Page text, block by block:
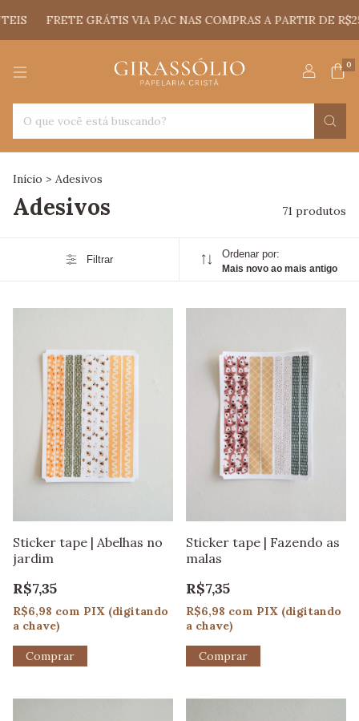
VIA PAC NAS COMPRAS A PARTIR DE R$250 E FRETE
0
Início > Adesivos
Adesivos 71 produtos
Filtrar Ordenar por:
Mais novo ao mais antigo
Sticker tape | Abelhas no
jardim
R$7,35
R$6,98 com PIX (digitando
a chave)
Sticker tape | Fazendo as
malas
R$7,35
R$6,98 com PIX (digitando
a chave)